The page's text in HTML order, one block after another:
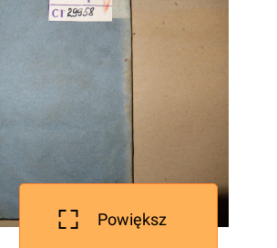
Powiększ